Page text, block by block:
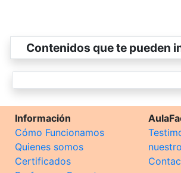
Contenidos que te pueden
Información
Cómo Funcionamos
Quienes somos
Certificados